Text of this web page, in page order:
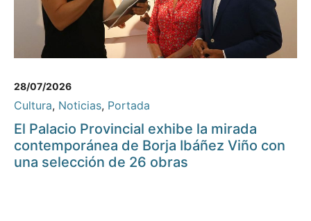
28/07/2026
Cultura, Noticias, Portada
El Palacio Provincial exhibe la mirada
contemporánea de Borja Ibáñez Viño con
una selección de 26 obras